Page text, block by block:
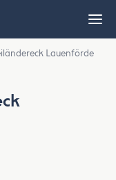
Lauenförde